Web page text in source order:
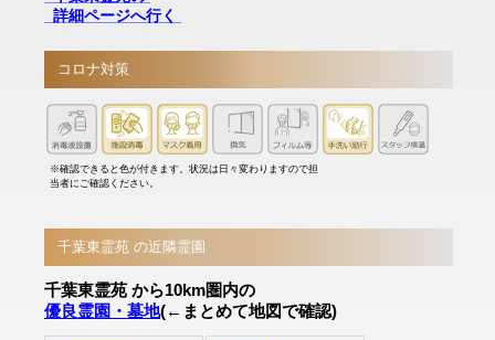
詳細ページへ行く
コロナ対策
※確認できると色が付きます。状況は日々変わりますので担
当者にご確認ください。
千葉東霊苑 の近隣霊園
千葉東霊苑 から10km圏内の
優良霊園・墓地(←まとめて地図で確認)